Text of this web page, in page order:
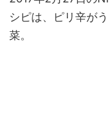
シピは、ピリ辛が
菜。